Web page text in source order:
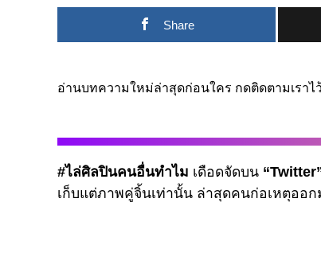
Share
อ่านบทความใหม่ล่าสุดก่อนใคร กดติดตามเราไว้
#ไล่ศิลปินคนอื่นทำไม เดือดจัดบน
เก็บแต่ภาพคู่จิ้นเท่านั้น ล่าสุดคนก่อเหตุออ